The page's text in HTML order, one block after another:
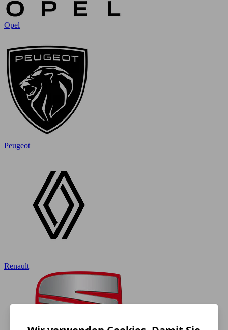
Opel
Peugeot
Renault